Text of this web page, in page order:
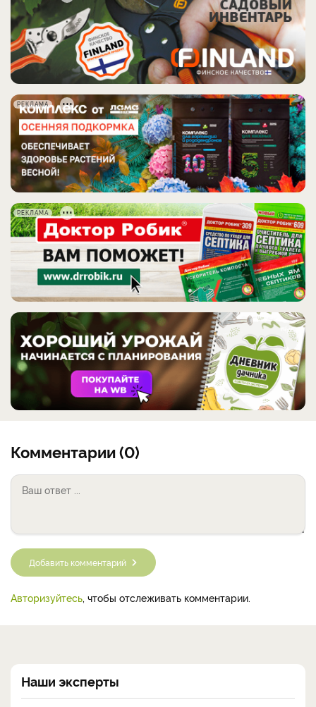
РЕКЛАМА
РЕКЛАМА
Комментарии (0)
Добавить комментарий
Авторизуйтесь, чтобы отслеживать комментарии.
Наши эксперты